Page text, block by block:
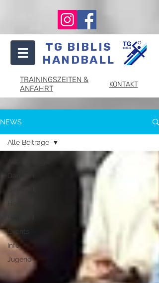
TG BIBLIS
HANDBALL
TRAININGSZEITEN &
ANFAHRT
KONTAKT
NEWS
Damen I
Events
Info
Jugend
Alle Beiträge